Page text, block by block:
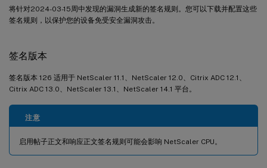
将针对2024-03-15周中发现的漏洞生成新的签名规则。您可以下载并配置这些
签名规则，以保护您的设备免受安全漏洞攻击。
签名版本
签名版本 126 适用于 NetScaler 11.1、NetScaler 12.0、Citrix ADC 12.1、
Citrix ADC 13.0、NetScaler 13.1、NetScaler 14.1 平台。
注意
启用帖子正文和响应正文签名规则可能会影响 NetScaler CPU。